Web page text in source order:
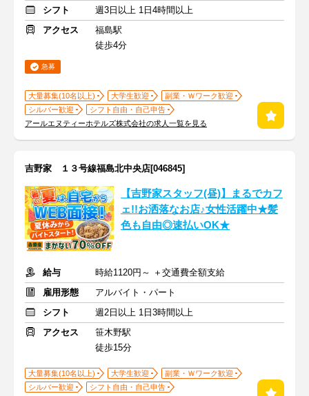
シフト
週3日以上 1日4時間以上
アクセス
福島駅
徒歩4分
急募
大量募集(10名以上) 大学生歓迎
副業・Ｗワーク歓迎
シルバー歓迎
シフト自由・自己申告
アールエヌティーホテルズ株式会社の求人一覧を見る
吉野家 １３号線福島北中央店[046845]
【吉野家スタッフ(昼)】まるでカフ
ェ!!お洒落なお店♪女性活躍中★髪
色も自由◎速払いOK★
給与
時給1120円～ ＋交通費全額支給
雇用形態
アルバイト・パート
シフト
週2日以上 1日3時間以上
アクセス
笹木野駅
徒歩15分
大量募集(10名以上) 大学生歓迎
副業・Ｗワーク歓迎
シルバー歓迎
シフト自由・自己申告